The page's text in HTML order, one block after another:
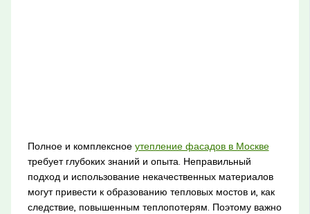
Полное и комплексное утепление фасадов в Москве
требует глубоких знаний и опыта. Неправильный
подход и использование некачественных материалов
могут привести к образованию тепловых мостов и, как
следствие, повышенным теплопотерям. Поэтому важно